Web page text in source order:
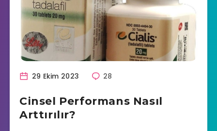
29 Ekim 2023 28
Cinsel Performans Nasıl
Arttırılır?